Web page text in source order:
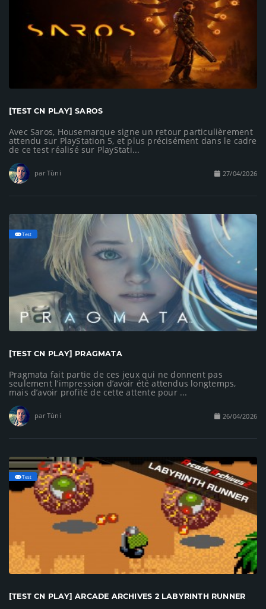
[TEST CN PLAY] SAROS
Avec Saros, Housemarque signe un retour particulièrement
attendu sur PlayStation 5, et plus précisément dans le cadre
de ce test réalisé sur PlayStati...
par Tùni 27/04/2026
Test
[TEST CN PLAY] PRAGMATA
Pragmata fait partie de ces jeux qui ne donnent pas
seulement l’impression d’avoir été attendus longtemps,
mais d’avoir profité de cette attente pour ...
par Tùni 26/04/2026
Test
[TEST CN PLAY] ARCADE ARCHIVES 2 LABYRINTH RUNNER